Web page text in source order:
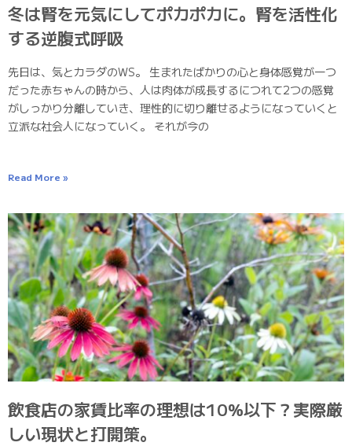
冬は腎を元気にしてポカポカに。腎を活性化
する逆腹式呼吸
先日は、気とカラダのWS。 生まれたばかりの心と身体感覚が一つ
だった赤ちゃんの時から、人は肉体が成長するにつれて2つの感覚
がしっかり分離していき、理性的に切り離せるようになっていくと
立派な社会人になっていく。 それが今の
Read More »
飲食店の家賃比率の理想は10%以下？実際厳
しい現状と打開策。